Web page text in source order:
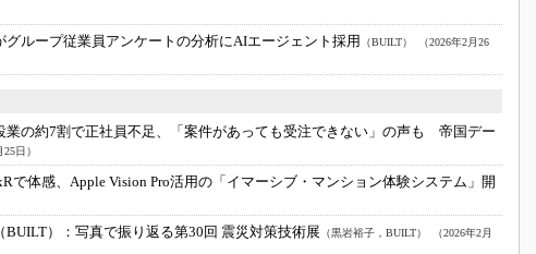
グループ従業員アンケートの分析にAIエージェント採用 （BUILT） （2026年2月26
業の約7割で正社員不足、「案件があっても受注できない」の声も 帝国デー
25日）
で体感、Apple Vision Pro活用の「イマーシブ・マンション体験システム」開
）： 写真で振り返る第30回 震災対策技術展 （黒岩裕子，BUILT） （2026年2月